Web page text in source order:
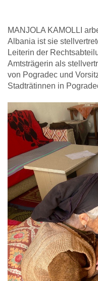
MANJOLA KAMOLLI
Albania ist sie
Leiterin der
Amtsträgerin als
von Pogradec und
Stadträtinnen in